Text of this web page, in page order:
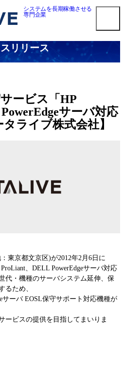
システムを長期稼働させる
専門企業
ログイン
リリース
ービス「HP
サーバ対応
ライブ株式会社】
東京都文京区)が2012年2月6日に
、DELL PowerEdgeサーバ対応
代・機種のサーバシステム延伸、保
るため、
サーバ EOSL保守サポート対応機種が
ービスの提供を目指してまいりま